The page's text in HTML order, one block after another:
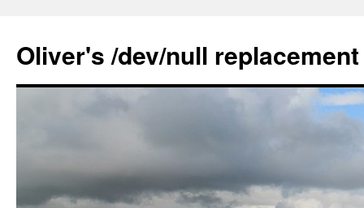
content
Oliver's /dev/null replacement